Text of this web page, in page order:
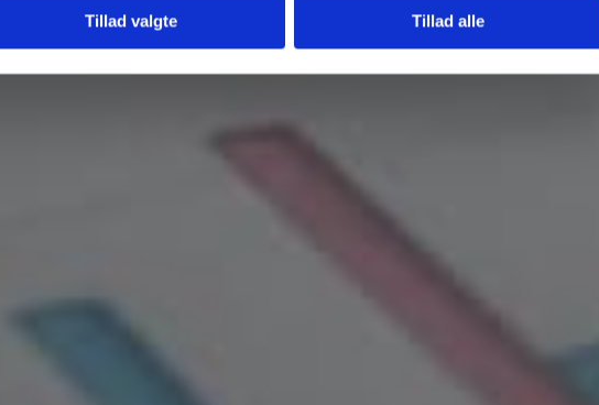
Tillad valgte Tillad alle